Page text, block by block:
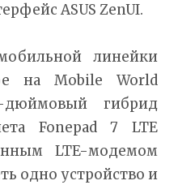
ASUS ZenUI.
линейки
на Mobile World
гибрид
Fonepad 7 LTE
LTE-модемом
одно устройство и